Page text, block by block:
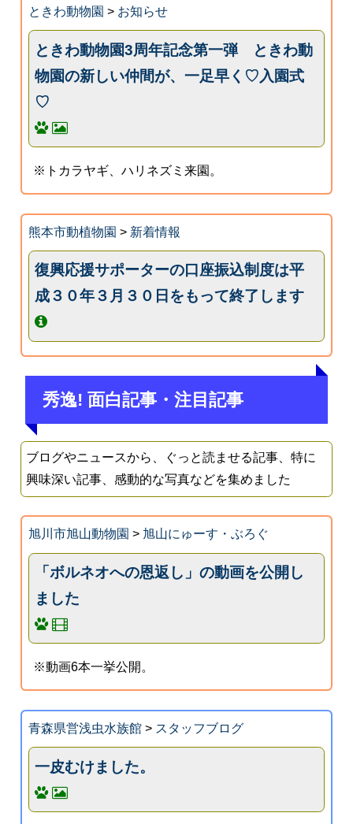
ときわ動物園 > お知らせ
ときわ動物園3周年記念第一弾 ときわ動
物園の新しい仲間が、一足早く♡入園式
♡
※トカラヤギ、ハリネズミ来園。
熊本市動植物園 > 新着情報
復興応援サポーターの口座振込制度は平
成３０年３月３０日をもって終了します
秀逸! 面白記事・注目記事
ブログやニュースから、ぐっと読ませる記事、特に
興味深い記事、感動的な写真などを集めました
旭川市旭山動物園 > 旭山にゅーす・ぶろぐ
「ボルネオへの恩返し」の動画を公開し
ました
※動画6本一挙公開。
青森県営浅虫水族館> スタッフブログ
一皮むけました。